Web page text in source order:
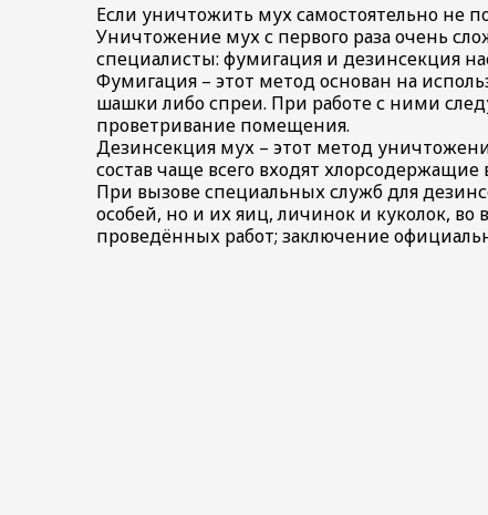
Если уничтожить мух самостоятельно не
Уничтожение мух с первого раза очень
специалисты: фумигация и дезинсекция
Фумигация – этот метод основан на
шашки либо спреи. При работе с ними
проветривание помещения.
Дезинсекция мух – этот метод
состав чаще всего входят
При вызове специальных служб для
особей, но и их яиц, личинок и куколок,
проведённых работ; заключение